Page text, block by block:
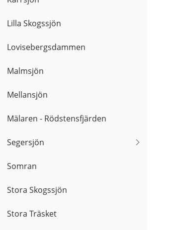
Lilla Skogssjön
Lovisebergsdammen
Malmsjön
Mellansjön
Mälaren - Rödstensfjärden
Segersjön
Somran
Stora Skogssjön
Stora Träsket